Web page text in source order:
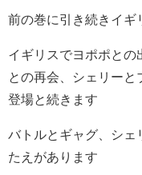
前の巻に引き続きイギ
イギリスでヨポポとの
との再会、シェリー
登場と続きます
バトルとギャグ、シェ
たえがあります